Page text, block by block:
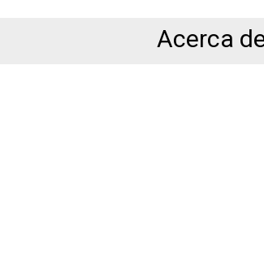
Acerca